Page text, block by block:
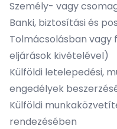
Személy- vagy
Banki, biztosítási és
Tolmácsolásban vagy
eljárások kivételével)
Külföldi letelepedési,
engedélyek
Külföldi
rendezésében